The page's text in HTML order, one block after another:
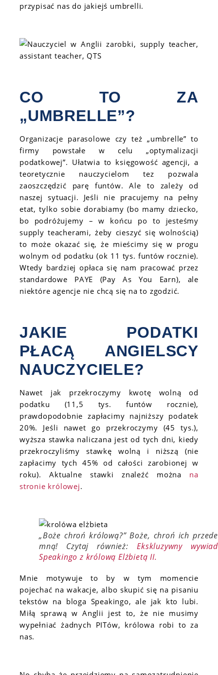
przypisać nas do jakiejś umbrelli.
CO TO ZA
„UMBRELLE”?
Organizacje parasolowe czy też „umbrelle” to
firmy powstałe w celu „optymalizacji
podatkowej”. Ułatwia to księgowość agencji, a
teoretycznie nauczycielom tez pozwala
zaoszczędzić parę funtów. Ale to zależy od
naszej sytuacji. Jeśli nie pracujemy na pełny
etat, tylko sobie dorabiamy (bo mamy dziecko,
bo podróżujemy – w końcu po to jesteśmy
supply teacherami, żeby cieszyć się wolnością)
to może okazać się, że mieścimy się w progu
wolnym od podatku (ok 11 tys. funtów rocznie).
Wtedy bardziej opłaca się nam pracować przez
standardowe PAYE (Pay As You Earn), ale
niektóre agencje nie chcą się na to zgodzić.
JAKIE PODATKI
PŁACĄ ANGIELSCY
NAUCZYCIELE?
Nawet jak przekroczymy kwotę wolną od
podatku (11,5 tys. funtów rocznie),
prawdopodobnie zapłacimy najniższy podatek
20%. Jeśli nawet go przekroczymy (45 tys.),
wyższa stawka naliczana jest od tych dni, kiedy
przekroczyliśmy stawkę wolną i niższą (nie
zapłacimy tych 45% od całości zarobionej w
roku). Aktualne stawki znaleźć można na
stronie królowej.
„Boże chroń królową?” Boże, chroń ich przede
mną! Czytaj również:Ekskluzywny wywiad
Speakingo z królową Elżbietą II.
Mnie motywuje to by w tym momencie
pojechać na wakacje, albo skupić się na pisaniu
tekstów na bloga Speakingo, ale jak kto lubi.
Miłą sprawą w Anglii jest to, że nie musimy
wypełniać żadnych PITów, królowa robi to za
nas.